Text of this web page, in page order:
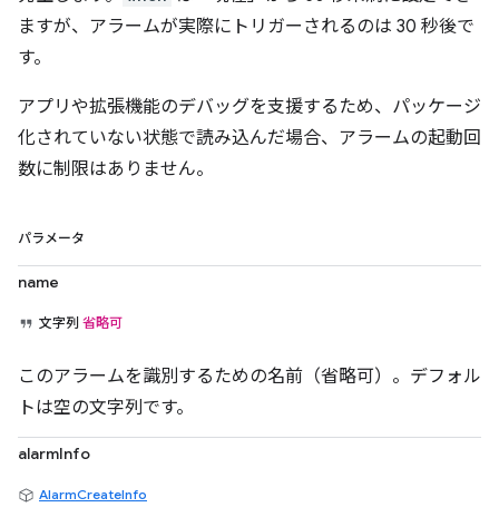
ますが、アラームが実際にトリガーされるのは 30 秒後で
す。
アプリや拡張機能のデバッグを支援するため、パッケージ
化されていない状態で読み込んだ場合、アラームの起動回
数に制限はありません。
パラメータ
name
文字列 省略可
このアラームを識別するための名前（省略可）。デフォル
トは空の文字列です。
alarmInfo
AlarmCreateInfo